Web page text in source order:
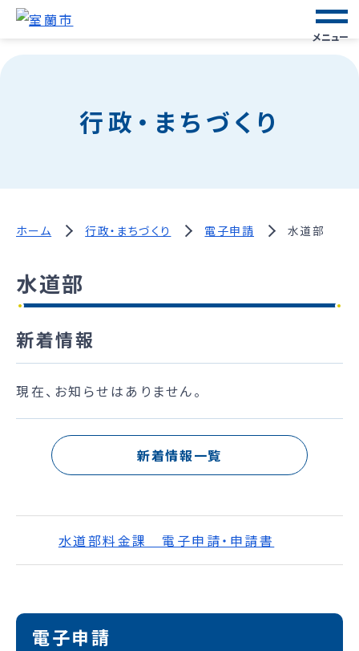
メニュー
行政・まちづくり
ホーム 行政・まちづくり 電子申請 水道部
水道部
新着情報
現在、お知らせはありません。
新着情報一覧
水道部料金課 電子申請・申請書
電子申請